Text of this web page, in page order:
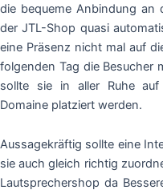
die bequeme Anbindung
der JTL-Shop quasi
eine Präsenz nicht mal auf
folgenden Tag die Besucher
sollte sie in aller Ruhe auf
Domaine platziert werden.
Aussagekräftig sollte eine
sie auch gleich richtig
Lautsprechershop da